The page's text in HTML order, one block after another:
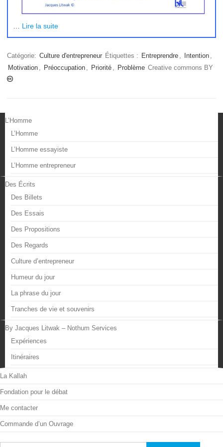
Lire la suite
Catégorie: Culture d'entrepreneur Étiquettes : Entreprendre Intention
Motivation
Préoccupation Priorité Problème Creative commons BY
L’Homme
L’Homme
L’Homme essayiste
L’Homme entrepreneur
Des Écrits
Des Billets
Des Essais
Des Propositions
Des Regards
Culture d’entrepreneur
Humeur du jour
La phrase du jour
Tranches de vie et souvenirs
By Jacques Litwak – Nothum Services
Expériences
Itinéraires
La Kallah
Fondation pour le débat
Me contacter
Commande d’un Ouvrage